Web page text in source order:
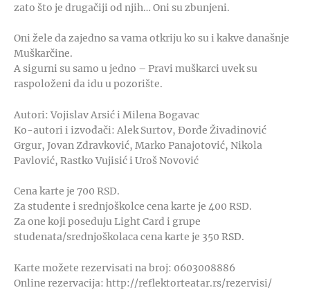
zato što je drugačiji od njih… Oni su zbunjeni.
Oni žele da zajedno sa vama otkriju ko su i kakve današnje
Muškarčine.
A sigurni su samo u jedno – Pravi muškarci uvek su
raspoloženi da idu u pozorište.
Autori: Vojislav Arsić i Milena Bogavac
Ko-autori i izvođači: Alek Surtov, Đorđe Živadinović
Grgur, Jovan Zdravković, Marko Panajotović, Nikola
Pavlović, Rastko Vujisić i Uroš Novović
Cena karte je 700 RSD.
Za studente i srednjoškolce cena karte je 400 RSD.
Za one koji poseduju Light Card i grupe
studenata/srednjoškolaca cena karte je 350 RSD.
Karte možete rezervisati na broj: 0603008886
Online rezervacija: http://reflektorteatar.rs/rezervisi/